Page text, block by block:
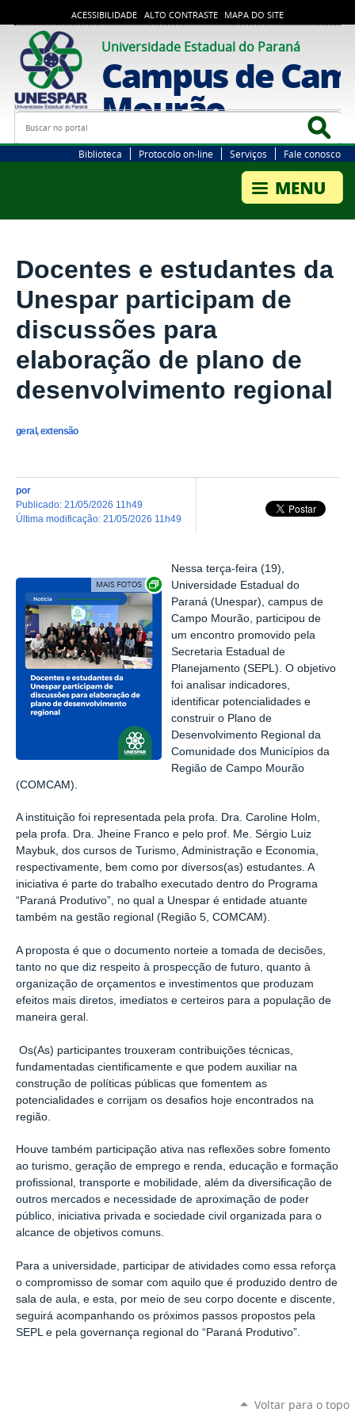
ACESSIBILIDADE ALTO CONTRASTE MAPA DO SITE
Universidade Estadual do Paraná
Campus de
Mourão
Busca
Biblioteca Protocolo on-line Serviços Fale conosco
Docentes e estudantes da
Unespar participam de
discussões para
elaboração de plano de
desenvolvimento regional
geral, extensão
por
publicado: 21/05/2026 11h49
última modificação: 21/05/2026 11h49
Exibir carrossel de imagens
Nessa terça-feira (19)
Universidade Estadual do
Paraná (Unespar), campus de
Campo Mourão, participou de
um encontro promovido pela
Secretaria Estadual de
Planejamento (SEPL)
O objetivo
foi analisar indicadores,
identificar potencialidades e
construir o Plano de
Desenvolvimento Regional da
Comunidade dos Municípios da
Região de Campo Mourão
(COMCAM).
A instituição foi representada pela profa. Dra. Caroline Holm,
pela profa. Dra. Jheine Franco e pelo prof. Me. Sérgio Luiz
Maybuk, dos cursos de Turismo, Administração e Economia,
respectivamente, bem como por diversos(as) estudantes. A
iniciativa é parte do trabalho executado dentro do Programa
“Paraná Produtivo”, no qual a Unespar é entidade atuante
também na gestão regional (Região 5, COMCAM).
A proposta é que o documento norteie a tomada de decisões,
tanto no que diz respeito à prospecção de futuro, quanto à
organização de orçamentos e investimentos que produzam
efeitos mais diretos, imediatos e certeiros para a população de
maneira geral.
Os(As) participantes trouxeram contribuições técnicas,
fundamentadas cientificamente e que podem auxiliar na
construção de políticas públicas que fomentem as
potencialidades e corrijam os desafios hoje encontrados na
região.
Houve também participação ativa nas reflexões sobre fomento
ao turismo, geração de emprego e renda, educação e formação
profissional, transporte e mobilidade, além da diversificação de
outros mercados e necessidade de aproximação de poder
público, iniciativa privada e sociedade civil organizada para o
alcance de objetivos comuns.
Para a universidade, participar de atividades como essa reforça
o compromisso de somar com aquilo que é produzido dentro de
sala de aula e esta , por meio de seu corpo docente e discente
seguirá acompanhando os próximos passos propostos pela
SEPL e pela governança regional do “Paraná Produtivo”.
Voltar para o topo